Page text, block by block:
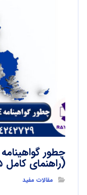
(راهنمای کامل ۲۰۲۵)
مقالات مفید